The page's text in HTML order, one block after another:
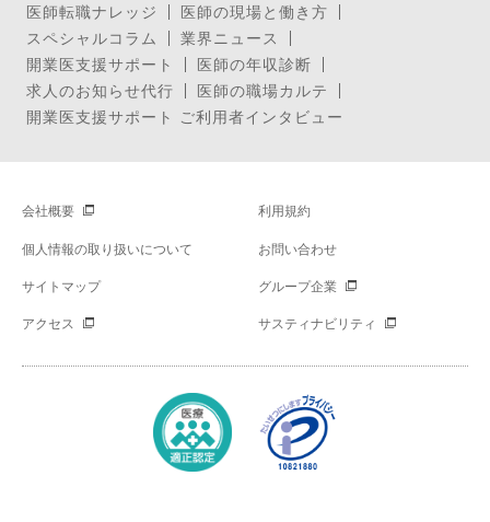
医師転職ナレッジ
医師の現場と働き方
スペシャルコラム
業界ニュース
開業医支援サポート
医師の年収診断
求人のお知らせ代行
医師の職場カルテ
開業医支援サポート ご利用者インタビュー
会社概要 利用規約
個人情報の取り扱いについて お問い合わせ
サイトマップ グループ企業
アクセス サスティナビリティ